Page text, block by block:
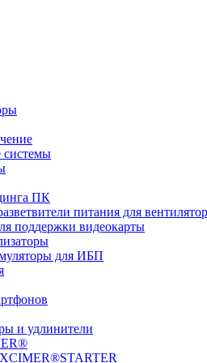
ПК
питания для
поддержки видеокарты
для ИБП
и удлинители